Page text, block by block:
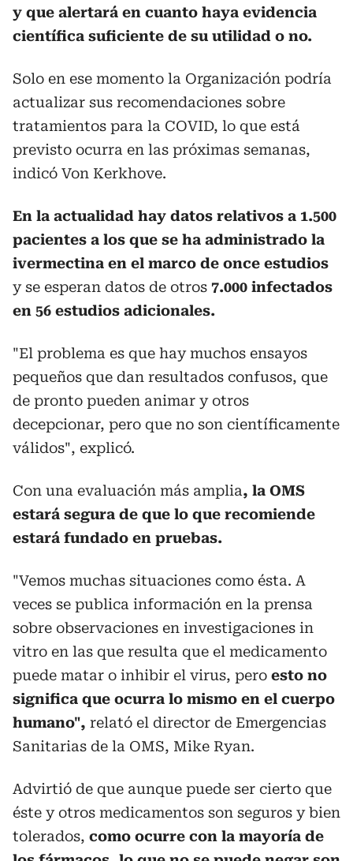
y que alertará en cuanto haya evidencia
científica suficiente de su utilidad o no.
Solo en ese momento la Organización podría
actualizar sus recomendaciones sobre
tratamientos para la COVID, lo que está
previsto ocurra en las próximas semanas,
indicó Von Kerkhove.
En la actualidad hay datos relativos a 1.500
pacientes a los que se ha administrado la
ivermectina en el marco de once estudios
y se esperan datos de otros 7.000 infectados
en 56 estudios adicionales.
"El problema es que hay muchos ensayos
pequeños que dan resultados confusos, que
de pronto pueden animar y otros
decepcionar, pero que no son científicamente
válidos", explicó.
Con una evaluación más amplia, la OMS
estará segura de que lo que recomiende
estará fundado en pruebas.
"Vemos muchas situaciones como ésta. A
veces se publica información en la prensa
sobre observaciones en investigaciones in
vitro en las que resulta que el medicamento
puede matar o inhibir el virus, pero esto no
significa que ocurra lo mismo en el cuerpo
humano", relató el director de Emergencias
Sanitarias de la OMS, Mike Ryan.
Advirtió de que aunque puede ser cierto que
éste y otros medicamentos son seguros y bien
tolerados, como ocurre con la mayoría de